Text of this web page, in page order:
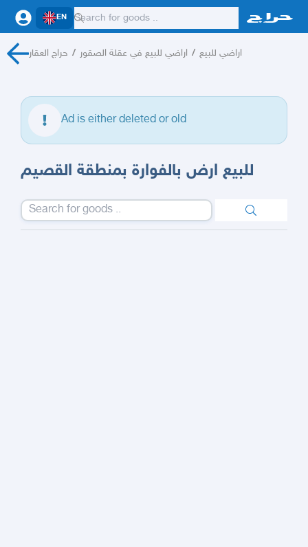
EN
حراج العقار / اراضي للبيع في عقلة الصقور / اراضي للبيع
Ad is either deleted or old
للبيع ارض بالفوارة بمنطقة القصيم